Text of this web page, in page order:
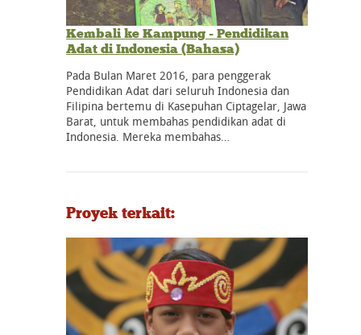
Kembali ke Kampung - Pendidikan
Adat di Indonesia (Bahasa)
Pada Bulan Maret 2016, para penggerak
Pendidikan Adat dari seluruh Indonesia dan
Filipina bertemu di Kasepuhan Ciptagelar, Jawa
Barat, untuk membahas pendidikan adat di
Indonesia. Mereka membahas…
Proyek terkait: